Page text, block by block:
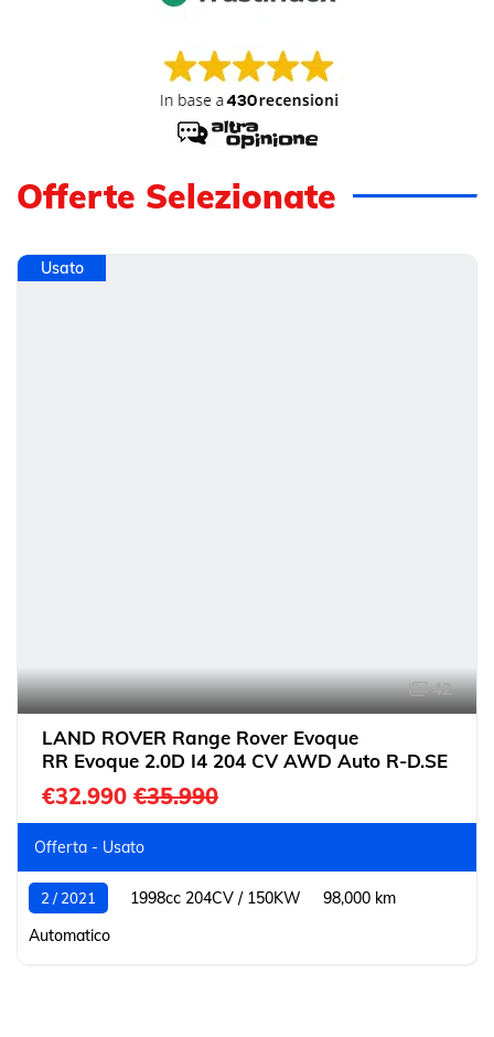
Offerte Selezionate
Usato
42
LAND ROVER Range Rover Evoque
RR Evoque 2.0D I4 204 CV AWD Auto R-D.SE
€32.990 €35.990
Offerta - Usato
2 / 2021 1998cc 204CV / 150KW
98,000 km
Automatico